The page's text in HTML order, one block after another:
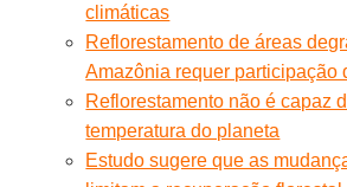
climáticas
Reflorestamento de áreas
Amazônia requer participação
Reflorestamento não é capaz
temperatura do planeta
Estudo sugere que as